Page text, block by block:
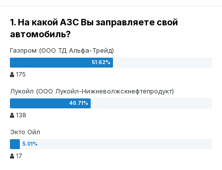
1. На какой АЗС Вы заправляете свой
автомобиль?
Газпром (ООО ТД Альфа-Трейд)
175
Лукойл (ООО Лукойл-Нижневолжскнефтепродукт)
138
Экто Ойл
17